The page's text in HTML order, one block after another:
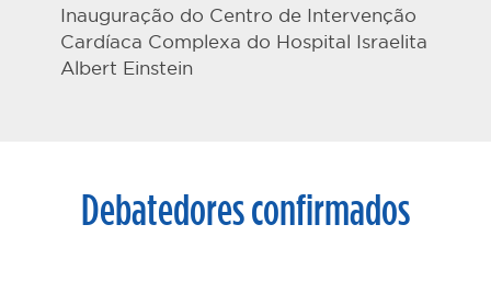
Inauguração do Centro de Intervenção
Cardíaca Complexa do Hospital Israelita
Albert Einstein
Debatedores confirmados